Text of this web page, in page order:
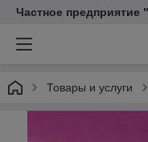
Частное
Товары и услуги